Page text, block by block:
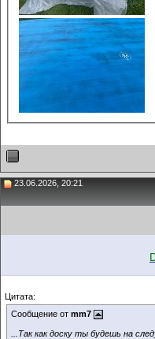
23.06.2026, 20:21
Цитата:
Сообщение от mm7
...Так как доску ты будешь на